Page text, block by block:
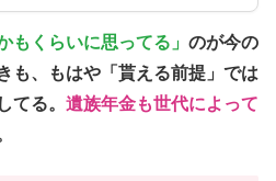
もくらいに思ってる」 のが今の
も、もはや「貰える前提」では
てる。 遺族年金も世代によって